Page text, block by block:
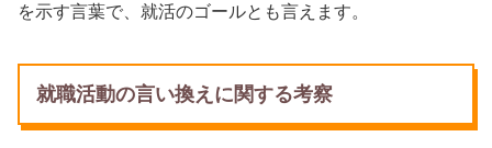
を示す言葉で、就活のゴールとも言えます。
就職活動の言い換えに関する考察